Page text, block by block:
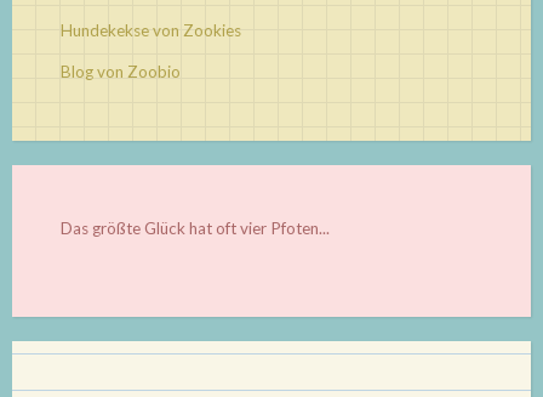
Hundekekse von Zookies
Blog von Zoobio
Das größte Glück hat oft vier Pfoten...